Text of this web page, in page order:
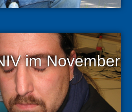
im November